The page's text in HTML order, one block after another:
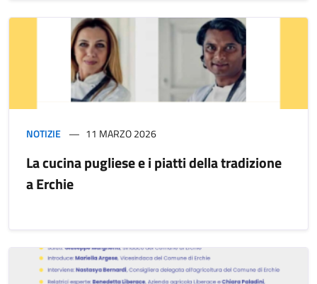
NOTIZIE 11 MARZO 2026
La cucina pugliese e i piatti della tradizione
a Erchie